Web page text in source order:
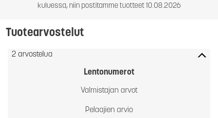
kuluessa, niin postitamme tuotteet 10.08.2026
Tuotearvostelut
2 arvostelua
Lentonumerot
Valmistajan arvot
Pelaajien arvio